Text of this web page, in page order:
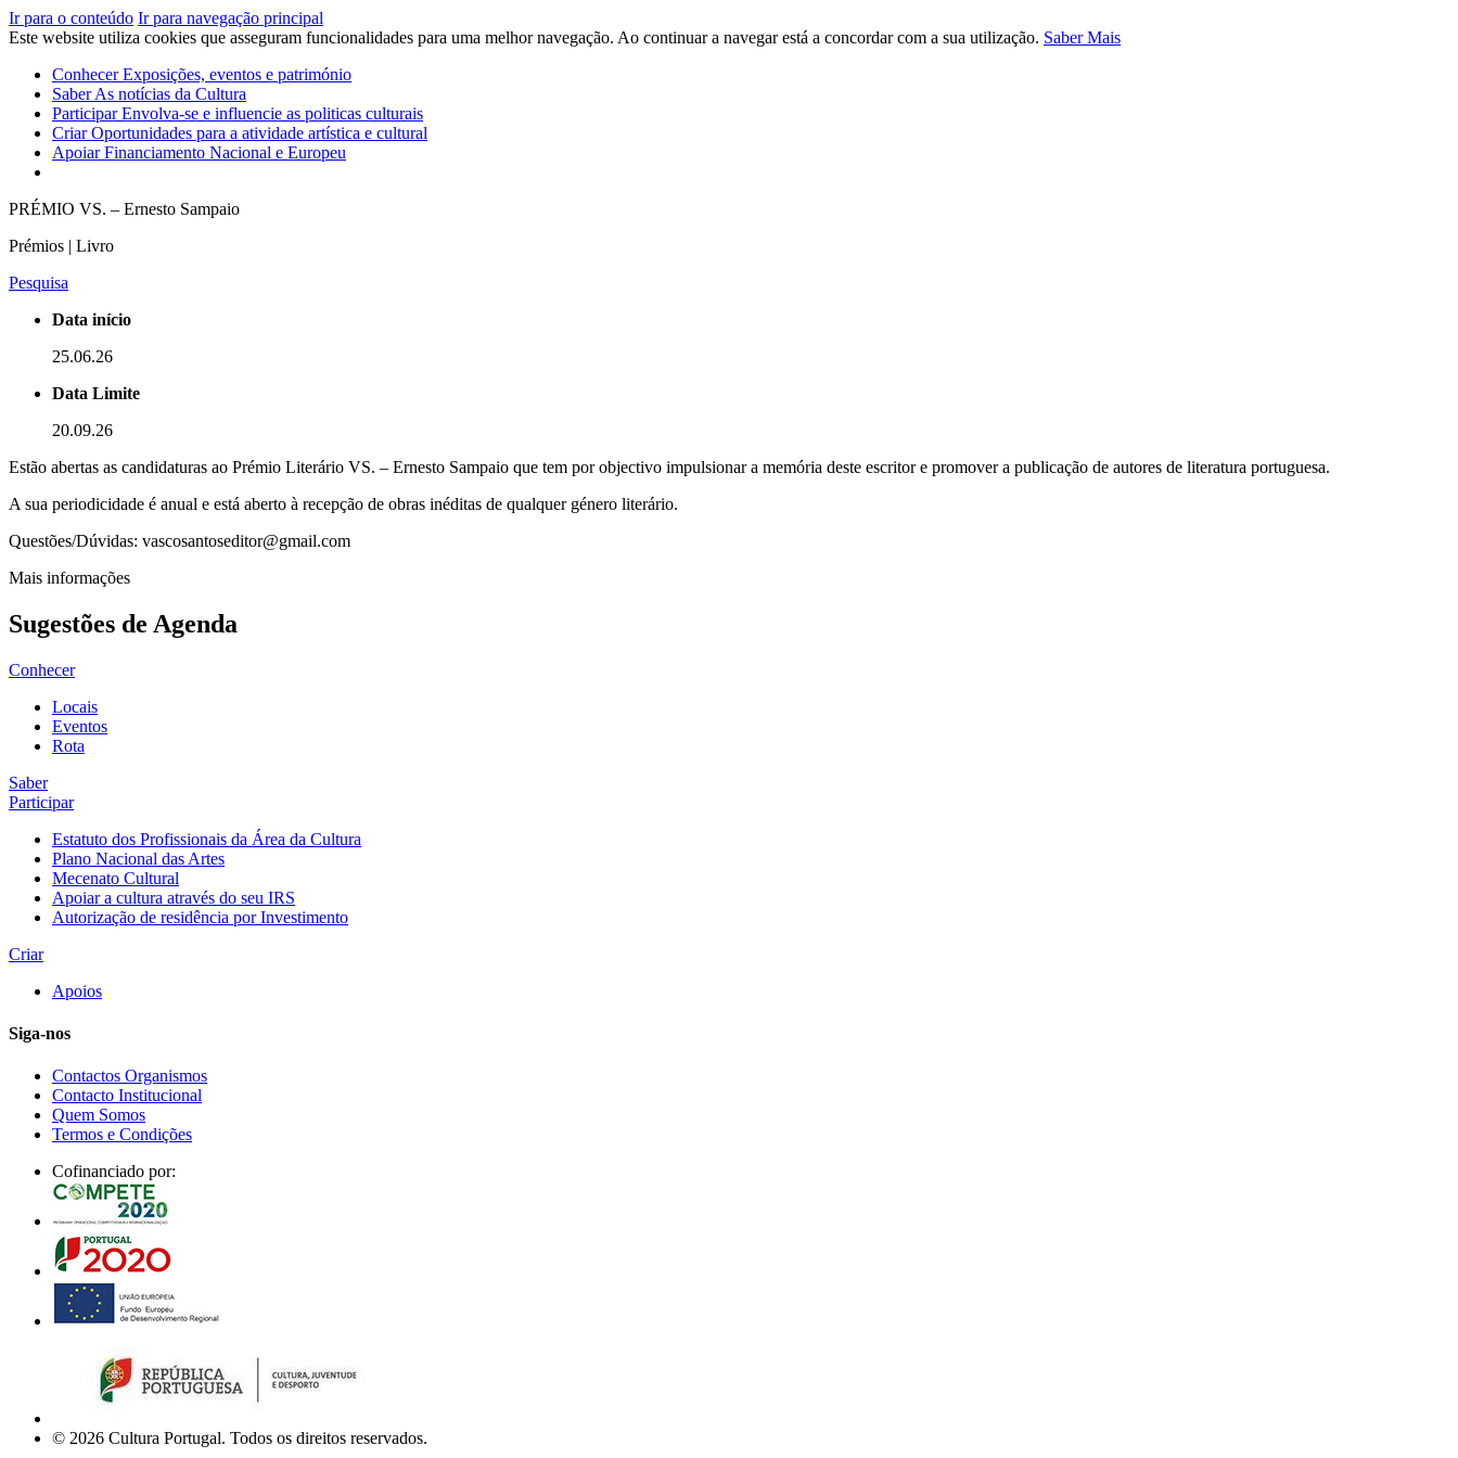
Ir para o conteúdo Ir para navegação principal
Este website utiliza cookies que asseguram funcionalidades para uma melhor navegação. Ao continuar a navegar está a concordar com a sua utilização. Saber Mais
ConhecerExposições, eventos e património
SaberAs notícias da Cultura
ParticiparEnvolva-se e influencie as politicas culturais
CriarOportunidades para a atividade artística e cultural
ApoiarFinanciamento Nacional e Europeu
PRÉMIO VS. – Ernesto Sampaio
Prémios | Livro
Pesquisa
Data início
25.06.26
Data Limite
20.09.26
Estão abertas as candidaturas ao Prémio Literário VS. – Ernesto Sampaio que tem por objectivo impulsionar a memória deste escritor e promover a publicação de autores de literatura portuguesa.
A sua periodicidade é anual e está aberto à recepção de obras inéditas de qualquer género literário.
Questões/Dúvidas: vascosantoseditor@gmail.com
Mais informações
Sugestões de Agenda
Conhecer
Locais
Eventos
Rota
Saber
Participar
Estatuto dos Profissionais da Área da Cultura
Plano Nacional das Artes
Mecenato Cultural
Apoiar a cultura através do seu IRS
Autorização de residência por Investimento
Criar
Apoios
Siga-nos
Contactos Organismos
Contacto Institucional
Quem Somos
Termos e Condições
Cofinanciado por:
© 2026 Cultura Portugal. Todos os direitos reservados.